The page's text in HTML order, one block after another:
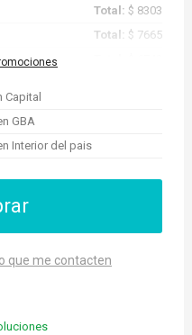
Total:$ 8303
Total: $ 7665
Capital
GBA
Interior del pais
que me contacten